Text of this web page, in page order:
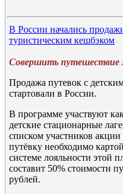
В России начались
туристическим кешбэком
Совершить путешествие
Продажа путевок с
стартовали в России.
В программе участвуют
детские стационарные
списком участников
путёвку необходимо
системе лояльности этой
составит 50% стоимости
рублей.